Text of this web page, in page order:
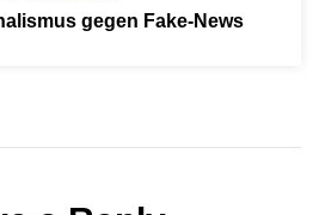
gegen Fake-News